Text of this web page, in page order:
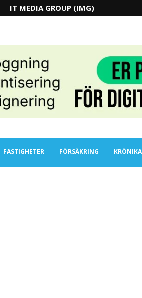
IT MEDIA GROUP (IMG)
FASTIGHETER FÖRSÄKRING KRÖNIKA